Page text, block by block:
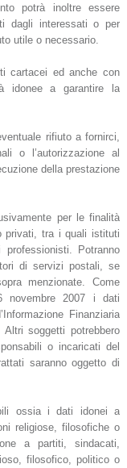
potrà inoltre essere
dagli interessati o per
utile o necessario.
cartacei ed anche con
idonee a garantire la
rifiuto a fornirci,
o l’autorizzazione al
della prestazione
per le finalità
privati, tra i quali istituti
Potranno
di servizi postali, se
menzionate. Come
novembre 2007 i dati
Finanziaria
soggetti potrebbero
o incaricati del
saranno oggetto di
ossia i dati idonei a
religiose, filosofiche o
a partiti, sindacati,
filosofico, politico o